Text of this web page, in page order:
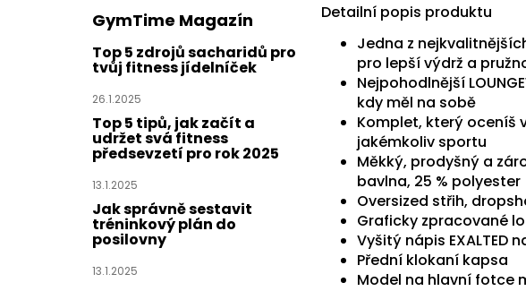
GymTime Magazín
Top 5 zdrojů sacharidů pro
tvůj fitness jídelníček
26.1.2025
Top 5 tipů, jak začít a
udržet svá fitness
předsevzetí pro rok 2025
13.1.2025
Jak správně sestavit
tréninkový plán do
posilovny
13.1.2025
Detailní popis produktu
Jedna z
pro lepší výdrž a
Nejpohodlnější
kdy měl na sobě
Komplet, který oceníš
jakémkoliv sportu
Měkký, prodyšný a
bavlna, 25 % polyester
Oversized střih,
Graficky zpracované
Vyšitý nápis EXALTED
Přední klokaní kapsa
Model na hlavní fotce